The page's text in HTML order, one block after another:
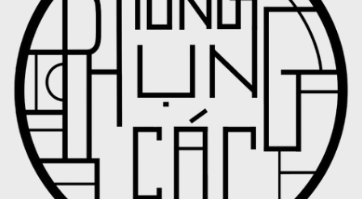
CS1: Số 45 ngõ 298 Ngọc Lâm - Long Biên - Hà Nội
CS2: Số 2B ngõ 34/4 Nguyễn Thị Định - Trung Hoà - Cầu Giấy -